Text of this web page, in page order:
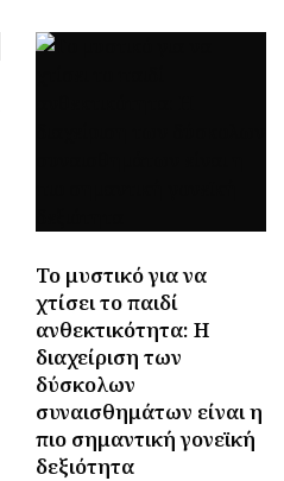
Το μυστικό για να
χτίσει το παιδί
ανθεκτικότητα: Η
διαχείριση των
δύσκολων
συναισθημάτων είναι η
πιο σημαντική γονεϊκή
δεξιότητα